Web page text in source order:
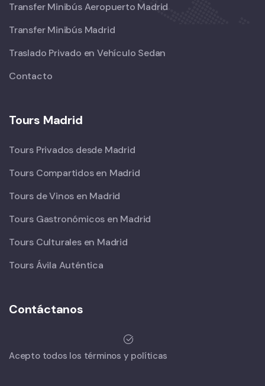
Transfer Minibús Aeropuerto Madrid
Transfer Minibús Madrid
Traslado Privado en Vehículo Sedan
Contacto
Tours Madrid
Tours Privados desde Madrid
Tours Compartidos en Madrid
Tours de Vinos en Madrid
Tours Gastronómicos en Madrid
Tours Culturales en Madrid
Tours Ávila Auténtica
Contáctanos
Acepto todos los términos y políticas